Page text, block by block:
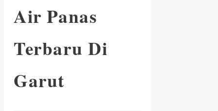
Air Panas
Terbaru Di
Garut